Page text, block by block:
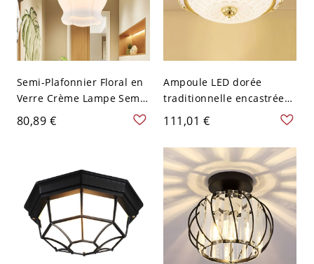
Semi-Plafonnier Floral en
Verre Crème Lampe Semi-
Encastrée à 1 Tête avec
Auvent Rond en Laiton
80,89 €
Ampoule LED dorée
traditionnelle encastrée
au plafond avec abat-jour
en verre dépoli blanc -
110 V-120 V 30,48 cm
111,01 €